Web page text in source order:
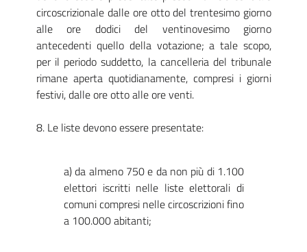
circoscrizionale dalle ore otto del trentesimo giorno
alle ore dodici del ventinovesimo giorno
antecedenti quello della votazione; a tale scopo,
per il periodo suddetto, la cancelleria del tribunale
rimane aperta quotidianamente, compresi i giorni
festivi, dalle ore otto alle ore venti.
8. Le liste devono essere presentate:
a) da almeno 750 e da non più di 1.100
elettori iscritti nelle liste elettorali di
comuni compresi nelle circoscrizioni fino
a 100.000 abitanti;